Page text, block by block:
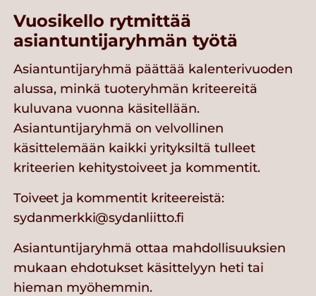
Vuosikello rytmittää
asiantuntijaryhmän työtä
Asiantuntijaryhmä päättää kalenterivuoden
alussa, minkä tuoteryhmän kriteereitä
kuluvana vuonna käsitellään.
Asiantuntijaryhmä on velvollinen
käsittelemään kaikki yrityksiltä tulleet
kriteerien kehitystoiveet ja kommentit.
Toiveet ja kommentit kriteereistä:
sydanmerkki@sydanliitto.fi
Asiantuntijaryhmä ottaa mahdollisuuksien
mukaan ehdotukset käsittelyyn heti tai
hieman myöhemmin.